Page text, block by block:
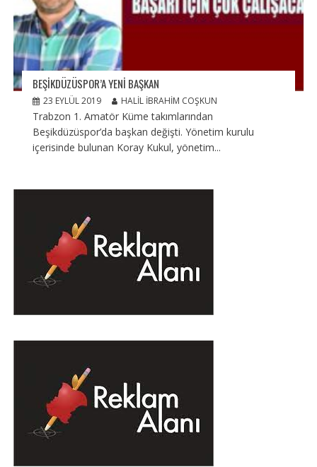
BEŞIKDÜZÜSPOR’A YENI BAŞKAN
23 EYLÜL 2019 HALIL İBRAHIM COŞKUN
Trabzon 1. Amatör Küme takımlarından
Beşikdüzüspor’da başkan değişti. Yönetim kurulu
içerisinde bulunan Koray Kukul, yönetim...